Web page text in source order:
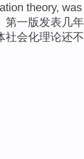
theory,
第一版发表几
社会化理论还